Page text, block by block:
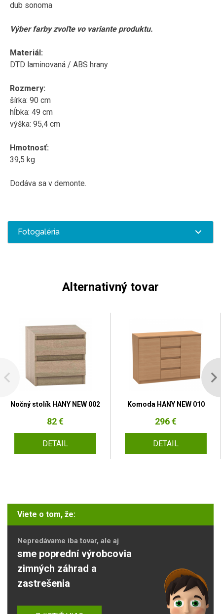
dub sonoma
Výber farby zvoľte vo variante produktu.
Materiál:
DTD laminovaná / ABS hrany
Rozmery:
šírka: 90 cm
hĺbka: 49 cm
výška: 95,4 cm
Hmotnosť:
39,5 kg
Dodáva sa v demonte.
Fotogaléria
Alternativný tovar
Nočný stolík HANY NEW 002
82 €
DETAIL
Komoda HANY NEW 010
296 €
DETAIL
Viete o tom, že:
Nepredávame iba tovar, ale aj
sme poprední výrobcovia
zimných záhrad a
zastrešenia